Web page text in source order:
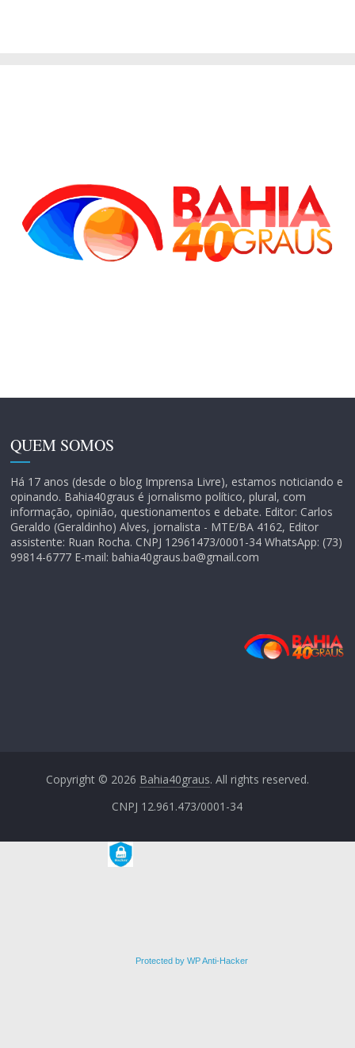
QUEM SOMOS
Há 17 anos (desde o blog Imprensa Livre), estamos noticiando e
opinando. Bahia40graus é jornalismo político, plural, com
informação, opinião, questionamentos e debate. Editor: Carlos
Geraldo (Geraldinho) Alves, jornalista - MTE/BA 4162, Editor
assistente: Ruan Rocha. CNPJ 12961473/0001-34 WhatsApp: (73)
99814-6777 E-mail: bahia40graus.ba@gmail.com
Copyright © 2026 Bahia40graus. All rights reserved.
CNPJ 12.961.473/0001-34
Protected by WP Anti-Hacker